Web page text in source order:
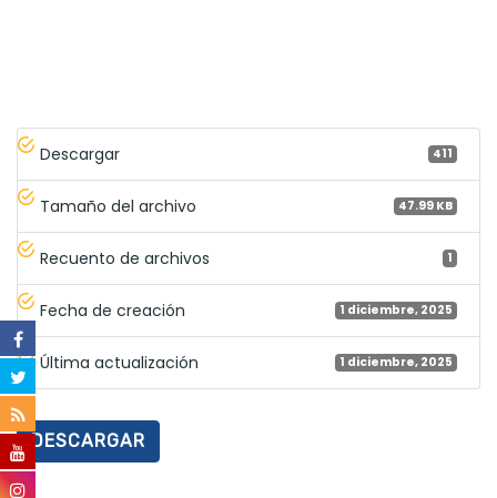
Descargar 411
Tamaño del archivo 47.99 KB
Recuento de archivos 1
Fecha de creación 1 diciembre, 2025
Última actualización 1 diciembre, 2025
DESCARGAR